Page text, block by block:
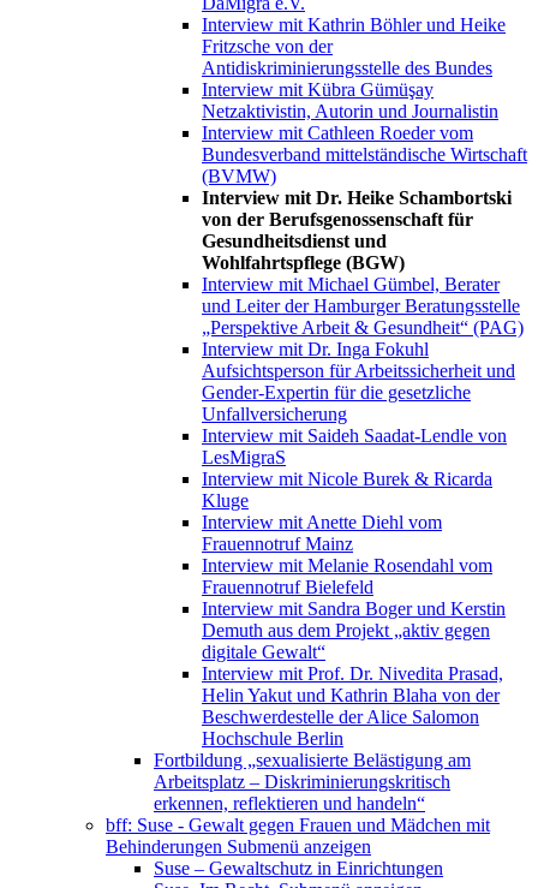
Interview mit Kathrin Böhler und Heike
Fritzsche von der
Antidiskriminierungsstelle des Bundes
Interview mit Kübra Gümüşay
Netzaktivistin, Autorin und Journalistin
Interview mit Cathleen Roeder vom
Bundesverband mittelständische Wirtschaft
(BVMW)
Interview mit Dr. Heike Schambortski
von der Berufsgenossenschaft für
Gesundheitsdienst und
Wohlfahrtspflege (BGW)
Interview mit Michael Gümbel, Berater
und Leiter der Hamburger Beratungsstelle
„Perspektive Arbeit & Gesundheit“ (PAG)
Interview mit Dr. Inga Fokuhl
Aufsichtsperson für Arbeitssicherheit und
Gender-Expertin für die gesetzliche
Unfallversicherung
Interview mit Saideh Saadat-Lendle von
LesMigraS
Interview mit Nicole Burek & Ricarda
Kluge
Interview mit Anette Diehl vom
Frauennotruf Mainz
Interview mit Melanie Rosendahl vom
Frauennotruf Bielefeld
Interview mit Sandra Boger und Kerstin
Demuth aus dem Projekt „aktiv gegen
digitale Gewalt“
Interview mit Prof. Dr. Nivedita Prasad,
Helin Yakut und Kathrin Blaha von der
Beschwerdestelle der Alice Salomon
Hochschule Berlin
Fortbildung „sexualisierte Belästigung am
Arbeitsplatz – Diskriminierungskritisch
erkennen, reflektieren und handeln“
bff: Suse - Gewalt gegen Frauen und Mädchen mit
Behinderungen Submenü anzeigen
Suse – Gewaltschutz in Einrichtungen